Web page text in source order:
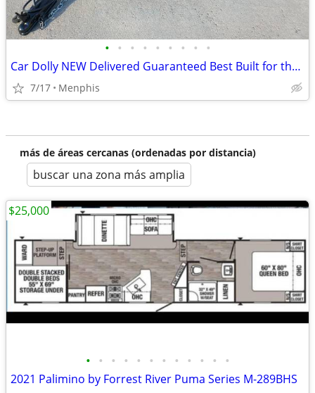
• • • • • • • • •
Car Dolly NEW Delivered Guaranteed Best Built for the Money in U.S.!
7/17 Menphis
más de áreas cercanas (ordenadas por distancia)
buscar una zona más amplia
• • • • • • • • • • • •
2021 Palimino by Forrest River Puma Series M-289BHS
$25,000